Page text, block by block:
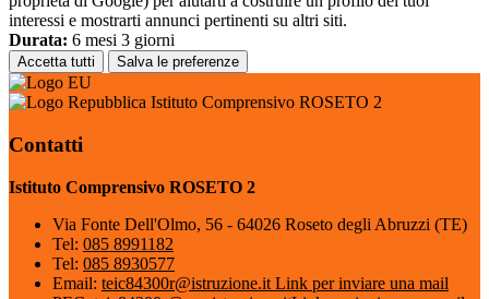
interessi e mostrarti annunci pertinenti su altri siti.
Durata: 6 mesi 3 giorni
Accetta tutti Salva le preferenze
Istituto Comprensivo ROSETO 2
Contatti
Istituto Comprensivo ROSETO 2
Via Fonte Dell'Olmo, 56 - 64026 Roseto degli Abruzzi (TE)
Tel: 085 8991182
Tel: 085 8930577
Email: teic84300r@istruzione.it Link per inviare una mail